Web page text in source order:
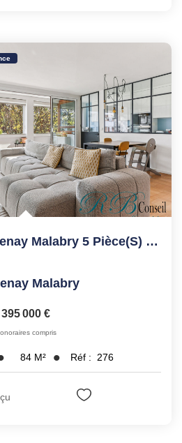
Appartement Chatenay Malabry 5 Pièce(s) 84.21 M2
Malabry
395 000 €
compris
84 M² Réf : 276